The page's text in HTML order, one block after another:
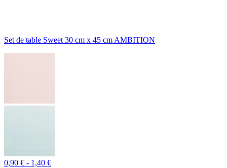
Set de table Sweet 30 cm x 45 cm AMBITION
0,90 € - 1,40 €